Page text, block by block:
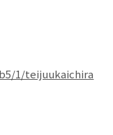
1/teijuukaichira